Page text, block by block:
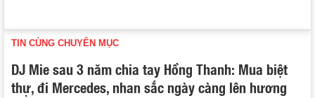
TIN CÙNG CHUYÊN MỤC
DJ Mie sau 3 năm chia tay Hồng Thanh: Mua biệt
thự, đi Mercedes, nhan sắc ngày càng lên hương